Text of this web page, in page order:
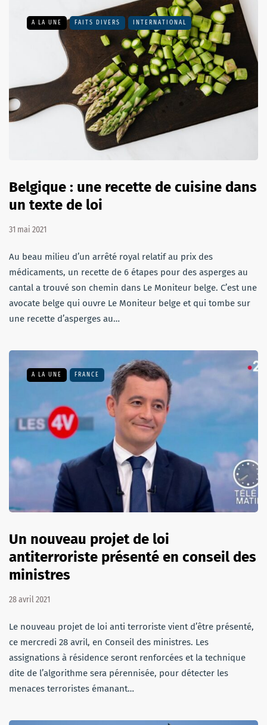
A LA UNE FAITS DIVERS INTERNATIONAL
Belgique : une recette de cuisine dans
un texte de loi
31 mai 2021
Au beau milieu d’un arrêté royal relatif au prix des
médicaments, un recette de 6 étapes pour des asperges au
cantal a trouvé son chemin dans Le Moniteur belge. C’est une
avocate belge qui ouvre Le Moniteur belge et qui tombe sur
une recette d’asperges au…
A LA UNE FRANCE
Un nouveau projet de loi
antiterroriste présenté en conseil des
ministres
28 avril 2021
Le nouveau projet de loi anti terroriste vient d’être présenté,
ce mercredi 28 avril, en Conseil des ministres. Les
assignations à résidence seront renforcées et la technique
dite de l’algorithme sera pérennisée, pour détecter les
menaces terroristes émanant…